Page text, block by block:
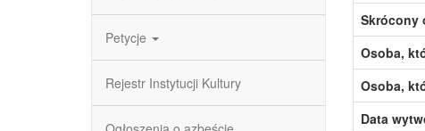
Petycje
Rejestr Instytucji Kultury
Skrócony
Osoba,
Osoba,
Data